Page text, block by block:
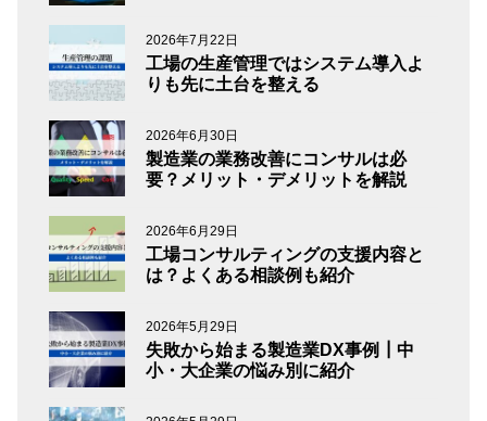
2026年7月22日
工場の生産管理ではシステム導入よ
りも先に土台を整える
2026年6月30日
製造業の業務改善にコンサルは必
要？メリット・デメリットを解説
2026年6月29日
工場コンサルティングの支援内容と
は？よくある相談例も紹介
2026年5月29日
失敗から始まる製造業DX事例┃中
小・大企業の悩み別に紹介